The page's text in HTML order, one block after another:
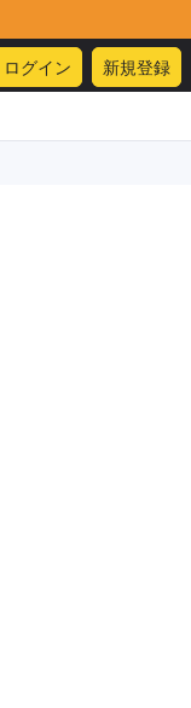
ログイン 新規登録